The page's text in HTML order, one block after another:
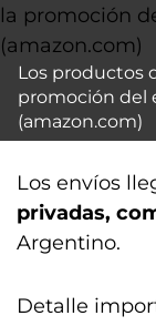
Los productos
promoción del
(amazon.com)
Los envíos
privadas,
Argentino.
Detalle